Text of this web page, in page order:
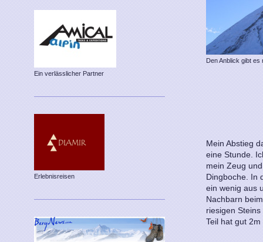
Den Anblick gibt
Mein Abstieg
eine Stunde.
mein Zeug
Dingboche. In
ein wenig aus
Nachbarn
riesigen
Teil hat gut
Ein verlässlicher Partner
Erlebnisreisen